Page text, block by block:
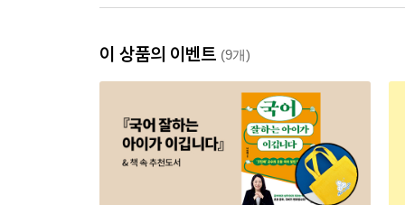
이 상품의 이벤트 (9개)